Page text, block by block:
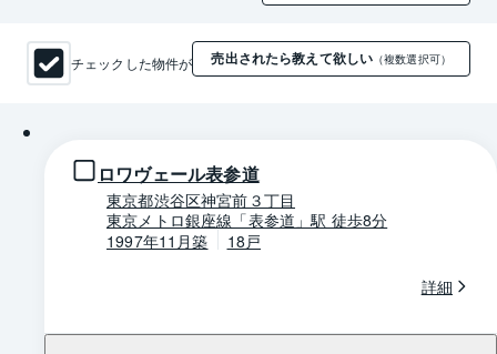
チェックした物件が 売出されたら教えて欲しい （複数選択可）
ロワヴェール表参道
東京都渋谷区神宮前３丁目
東京メトロ銀座線「表参道」駅 徒歩8分
1997年11月築
18戸
詳細